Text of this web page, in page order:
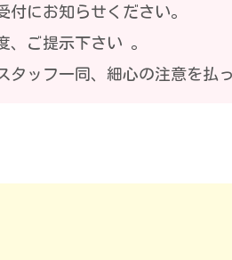
にお知らせください。
、ご提示下さい 。
ッフ一同、細心の注意を払